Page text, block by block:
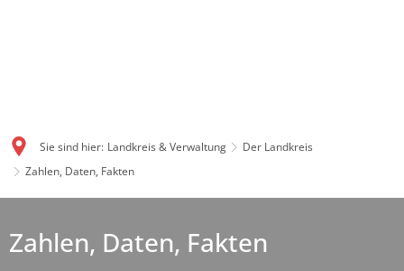
Sie sind hier: Landkreis & Verwaltung
Der Landkreis
Zahlen, Daten, Fakten
Zahlen, Daten, Fakten